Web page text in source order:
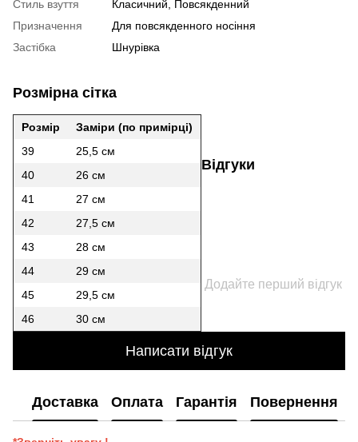
Стиль взуття
Класичний, Повсякденний
Призначення
Для повсякденного носіння
Застібка
Шнурівка
Розмірна сітка
Розмір
Заміри (по примірці)
39
25,5 см
40
26 см
41
27 см
42
27,5 см
43
28 см
44
29 см
45
29,5 см
46
30 см
Відгуки
Додайте перший відгук
Написати відгук
Доставка Оплата Гарантія Повернення